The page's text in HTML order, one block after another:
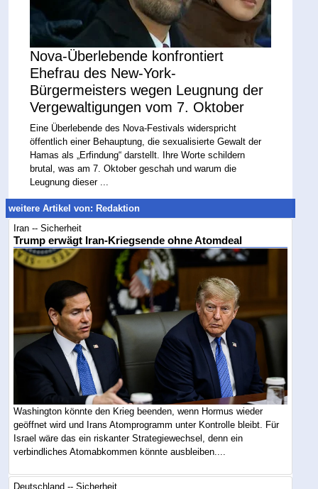
Nova-Überlebende konfrontiert
Ehefrau des New-York-
Bürgermeisters wegen Leugnung der
Vergewaltigungen vom 7. Oktober
Eine Überlebende des Nova-Festivals widerspricht
öffentlich einer Behauptung, die sexualisierte Gewalt der
Hamas als „Erfindung“ darstellt. Ihre Worte schildern
brutal, was am 7. Oktober geschah und warum die
Leugnung dieser ...
weitere Artikel von: Redaktion
Iran -- Sicherheit
Trump erwägt Iran-Kriegsende ohne Atomdeal
Washington könnte den Krieg beenden, wenn Hormus wieder
geöffnet wird und Irans Atomprogramm unter Kontrolle bleibt. Für
Israel wäre das ein riskanter Strategiewechsel, denn ein
verbindliches Atomabkommen könnte ausbleiben....
Deutschland -- Sicherheit